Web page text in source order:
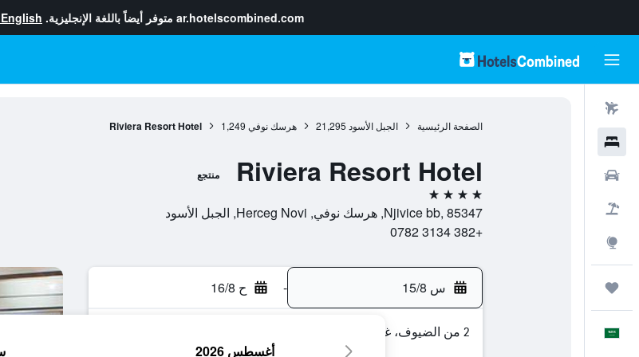
ar.hotelscombined.com متوفر أيضاً باللغة الإنجليزية.
الصفحة الرئيسية الجبل الأسود 21,295 هرسك نوفي 1,249
Riviera Resort Hotel
Riviera Resort Hotel منتجع
4 نجوم
Njivice bb, 85347, هرسك نوفي, Herceg Novi, الجبل الأسود
+382 3134 0782
س 15/8 - ح 16/8
2 من الضيوف، غرفة واحدة
أغسطس 2026